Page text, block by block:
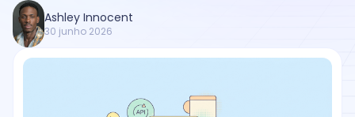
Ashley Innocent
30 junho 2026